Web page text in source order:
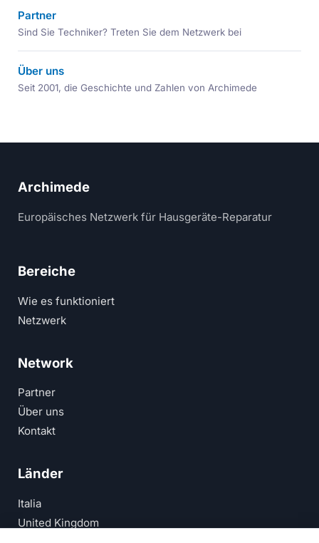
Partner
Sind Sie Techniker? Treten Sie dem Netzwerk bei
Über uns
Seit 2001, die Geschichte und Zahlen von Archimede
Archimede
Europäisches Netzwerk für Hausgeräte-Reparatur
Bereiche
Wie es funktioniert
Netzwerk
Network
Partner
Über uns
Kontakt
Länder
Italia
United Kingdom